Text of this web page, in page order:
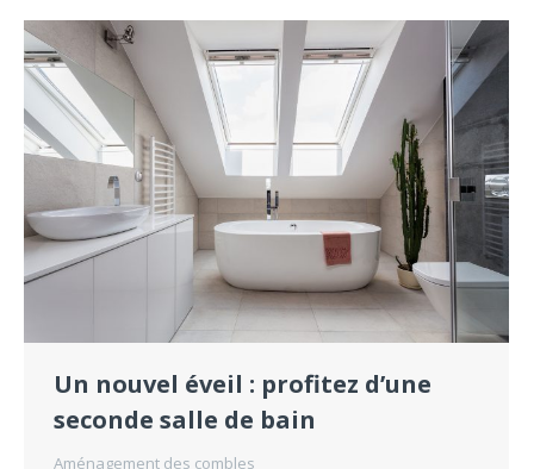
Un nouvel éveil : profitez d’une
seconde salle de bain
Aménagement des combles